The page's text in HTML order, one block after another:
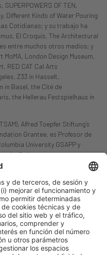
OF TEN,
Different Kinds of Water Pouring
Cotidianas; y su trabajo ha
El Croquis, The Architectural
entre muchos otros medios; y
MoMA, London Design Museum,
RED CAT Cal Arts
Z33 in Hasselt,
in Basel, the Cité de
the Hellerau Festspielhaus in
Alfred Toepfer Stiftung’s
Grantee, es Profesor de
University GSAPP y
SoA.
todo una experiencia
allá de la tensión de los